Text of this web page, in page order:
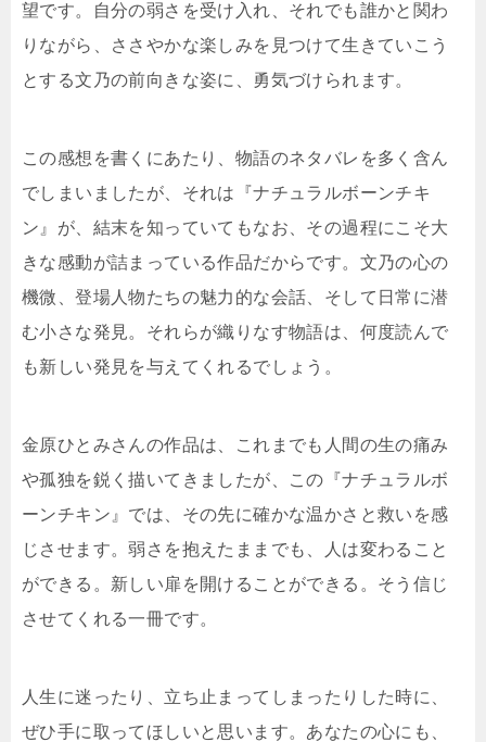
望です。自分の弱さを受け入れ、それでも誰かと関わ
りながら、ささやかな楽しみを見つけて生きていこう
とする文乃の前向きな姿に、勇気づけられます。
この感想を書くにあたり、物語のネタバレを多く含ん
でしまいましたが、それは『ナチュラルボーンチキ
ン』が、結末を知っていてもなお、その過程にこそ大
きな感動が詰まっている作品だからです。文乃の心の
機微、登場人物たちの魅力的な会話、そして日常に潜
む小さな発見。それらが織りなす物語は、何度読んで
も新しい発見を与えてくれるでしょう。
金原ひとみさんの作品は、これまでも人間の生の痛み
や孤独を鋭く描いてきましたが、この『ナチュラルボ
ーンチキン』では、その先に確かな温かさと救いを感
じさせます。弱さを抱えたままでも、人は変わること
ができる。新しい扉を開けることができる。そう信じ
させてくれる一冊です。
人生に迷ったり、立ち止まってしまったりした時に、
ぜひ手に取ってほしいと思います。あなたの心にも、